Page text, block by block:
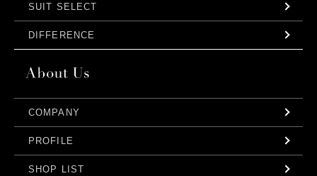
SUIT SELECT
DIFFERENCE
COMPANY
PROFILE
SHOP LIST